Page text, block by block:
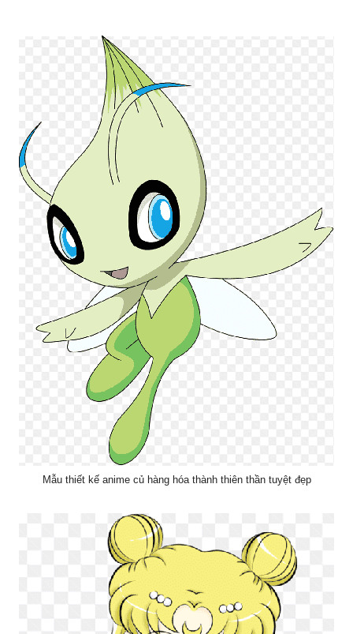
Mẫu thiết kế anime củ hàng hóa thành thiên thần tuyệt đẹp